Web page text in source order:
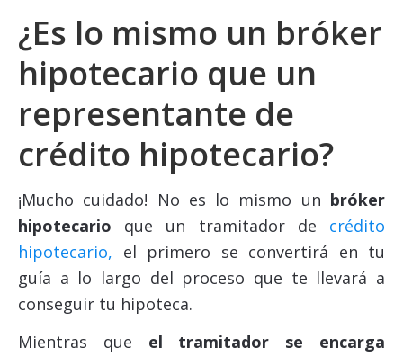
¿Es lo mismo un bróker
hipotecario que un
representante de
crédito hipotecario?
¡Mucho cuidado! No es lo mismo un bróker
hipotecario que un tramitador de crédito
hipotecario, el primero se convertirá en tu
guía a lo largo del proceso que te llevará a
conseguir tu hipoteca.
Mientras que el tramitador se encarga